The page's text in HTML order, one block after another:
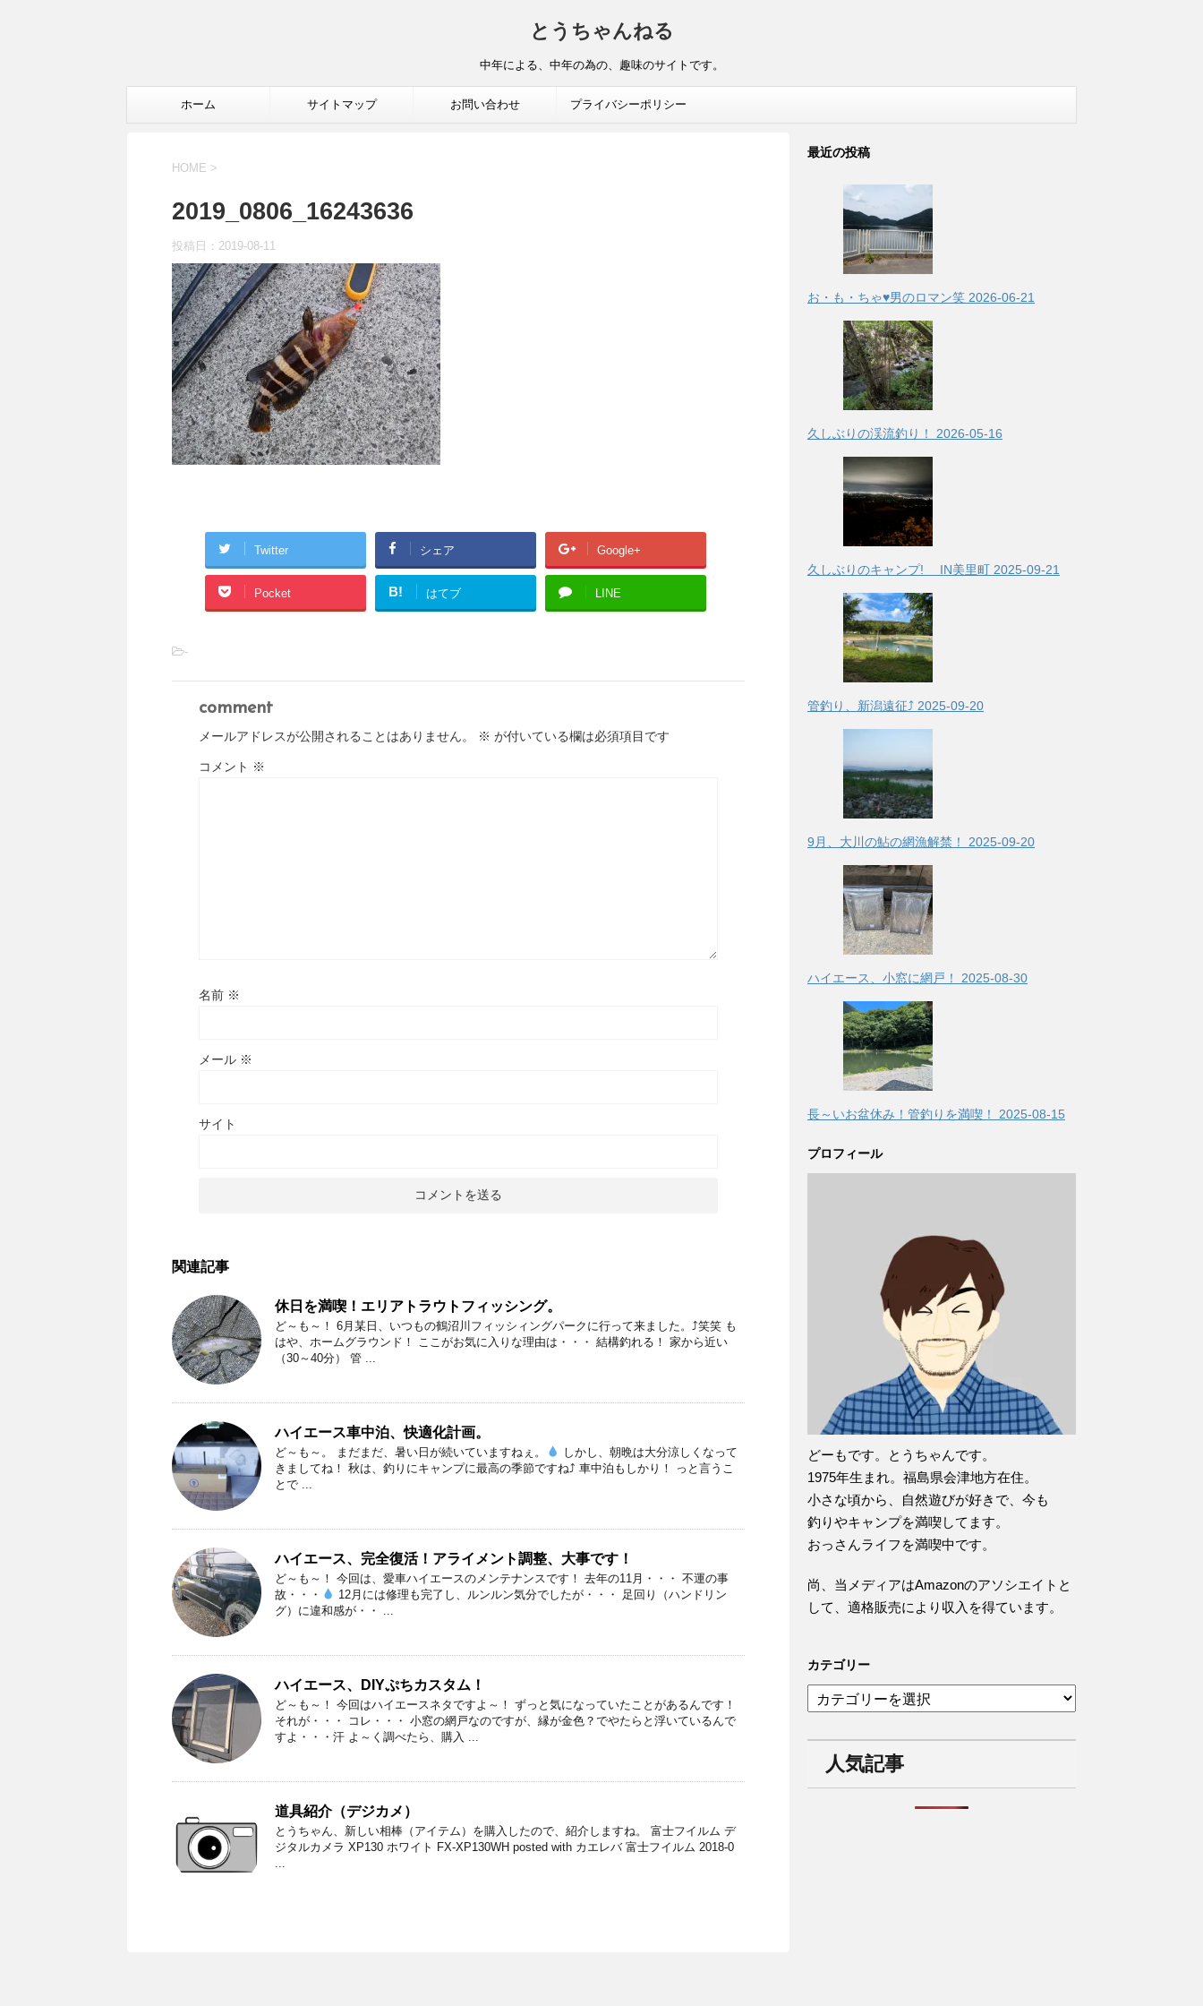
とうちゃんねる
中年による、中年の為の、趣味のサイトです。
ホーム サイトマップ お問い合わせ プライバシーポリシー
HOME >
2019_0806_16243636
投稿日： 2019-08-11
Twitter シェア Google+
Pocket B! はてブ LINE
-
comment
メールアドレスが公開されることはありません。 ※ が付いている欄は必須項目です
コメント ※
名前 ※
メール ※
サイト
関連記事
休日を満喫！エリアトラウトフィッシング。
ど～も～！ 6月某日、いつもの鶴沼川フィッシィングパークに行って来ました。⤴笑笑 も
はや、ホームグラウンド！ ここがお気に入りな理由は・・・ 結構釣れる！ 家から近い
（30～40分） 管 ...
ハイエース車中泊、快適化計画。
ど～も～。 まだまだ、暑い日が続いていますねぇ。
しかし、朝晩は大分涼しくなって
きましてね！ 秋は、釣りにキャンプに最高の季節ですね⤴ 車中泊もしかり！ っと言うこ
とで ...
ハイエース、完全復活！アライメント調整、大事です！
ど～も～！ 今回は、愛車ハイエースのメンテナンスです！ 去年の11月・・・ 不運の事
故・・・
12月には修理も完了し、ルンルン気分でしたが・・・ 足回り（ハンドリン
グ）に違和感が・・ ...
ハイエース、DIYぷちカスタム！
ど～も～！ 今回はハイエースネタですよ～！ ずっと気になっていたことがあるんです！
それが・・・ コレ・・・ 小窓の網戸なのですが、縁が金色？でやたらと浮いているんで
すよ・・・汗 よ～く調べたら、購入 ...
道具紹介（デジカメ）
とうちゃん、新しい相棒（アイテム）を購入したので、紹介しますね。 富士フイルム デ
ジタルカメラ XP130 ホワイト FX-XP130WH posted with カエレバ 富士フイルム 2018-0
...
最近の投稿
お・も・ちゃ♥男のロマン笑 2026-06-21
久しぶりの渓流釣り！ 2026-05-16
久しぶりのキャンプ! IN美里町 2025-09-21
管釣り、新潟遠征⤴ 2025-09-20
9月、大川の鮎の網漁解禁！ 2025-09-20
ハイエース、小窓に網戸！ 2025-08-30
長～いお盆休み！管釣りを満喫！ 2025-08-15
プロフィール
どーもです。とうちゃんです。
1975年生まれ。福島県会津地方在住。
小さな頃から、自然遊びが好きで、今も
釣りやキャンプを満喫してます。
おっさんライフを満喫中です。
尚、当メディアはAmazonのアソシエイトと
して、適格販売により収入を得ています。
カテゴリー
テ
人気記事